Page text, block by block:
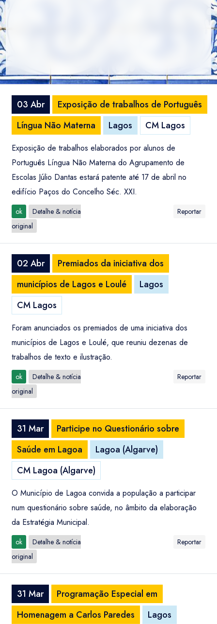
03 Abr
Exposição de trabalhos de Português
Língua Não Materna
Lagos CM Lagos
Exposição de trabalhos elaborados por alunos de
Português Língua Não Materna do Agrupamento de
Escolas Júlio Dantas estará patente até 17 de abril no
edifício Paços do Concelho Séc. XXI.
ok
Detalhe & notícia
original
Reportar
02 Abr
Premiados da iniciativa dos
municípios de Lagos e Loulé
Lagos
CM Lagos
Foram anunciados os premiados de uma iniciativa dos
municípios de Lagos e Loulé, que reuniu dezenas de
trabalhos de texto e ilustração.
ok
Detalhe & notícia
original
Reportar
31 Mar
Participe no Questionário sobre
Saúde em Lagoa
Lagoa (Algarve)
CM Lagoa (Algarve)
O Município de Lagoa convida a população a participar
num questionário sobre saúde, no âmbito da elaboração
da Estratégia Municipal.
ok
Detalhe & notícia
original
Reportar
31 Mar
Programação Especial em
Homenagem a Carlos Paredes
Lagos